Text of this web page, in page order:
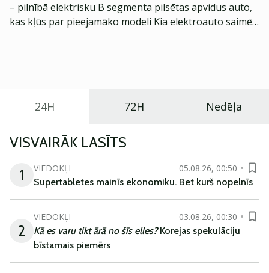
– pilnībā elektrisku B segmenta pilsētas apvidus auto,
kas kļūs par pieejamāko modeli Kia elektroauto saimē
24H 72H Nedēļa
VISVAIRĀK LASĪTS
1
VIEDOKĻI
05.08.26, 00:50
Supertabletes mainīs ekonomiku. Bet kurš nopelnīs
2
VIEDOKĻI
03.08.26, 00:30
Kā es varu tikt ārā no šīs elles?Korejas spekulāciju
bīstamais piemērs